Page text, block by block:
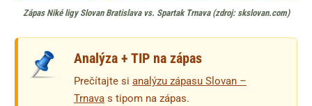
Zápas Niké ligy Slovan Bratislava vs. Spartak Trnava (zdroj: skslovan.com)
Analýza + TIP na zápas
Prečítajte si analýzu zápasu Slovan –
Trnava s tipom na zápas.